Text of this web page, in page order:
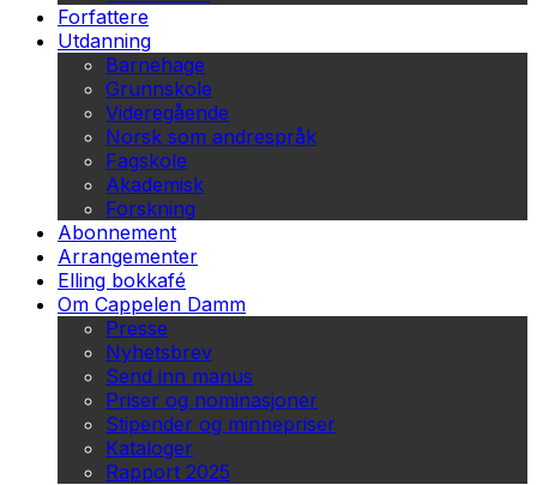
Forfattere
Utdanning
Barnehage
Grunnskole
Videregående
Norsk som andrespråk
Fagskole
Akademisk
Forskning
Abonnement
Arrangementer
Elling bokkafé
Om Cappelen Damm
Presse
Nyhetsbrev
Send inn manus
Priser og nominasjoner
Stipender og minnepriser
Kataloger
Rapport 2025